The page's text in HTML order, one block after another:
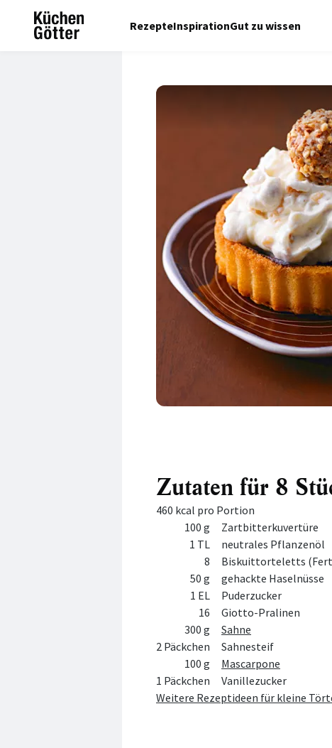
RezepteInspirationGut zu wissen
Zutaten für 8
460 kcal pro Portion
MengeZutat
100 g
Zartbitterkuvertüre
1 TL
neutrales Pflanzenöl
8
Biskuittorteletts
50 g
gehackte Haselnüsse
1 EL
Puderzucker
16
Giotto-Pralinen
300 g
Sahne
2 Päckchen
Sahnesteif
100 g
Mascarpone
1 Päckchen
Vanillezucker
Weitere Rezeptideen für kleine